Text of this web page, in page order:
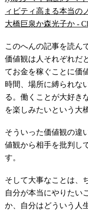
ィビティ高まる本当の
大橋巨泉か森光子か -
このへんの記事を読ん
価値観は人それぞれだ
てお金を稼ぐことに価
時間、場所に縛られな
る。働くことが大好き
を楽しみたいという大
そういった価値観の違
値観から相手を批判し
す。
そして大事なことは、
自分が本当にやりたい
か、自分はどういう人